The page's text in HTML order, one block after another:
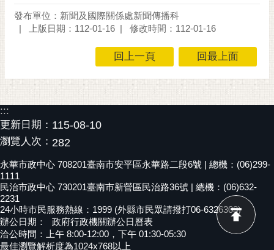
偉
哲
泉
花
祭
網
站
導
覽
訂
發布單位：新聞及國際關係處新聞傳播科
上版日期：112-01-16
修改時間：112-01-16
回上一頁 回最上面
:::
更新日期： 115-08-10
瀏覽人次： 282
永華市政中心 708201臺南市安平區永華路二段6號 | 總機：(06)299-
1111
民治市政中心 730201臺南市新營區民治路36號 | 總機：(06)632-
2231
24小時市民服務熱線：1999 (外縣市民眾請撥打06-6326303)
辦公日期：
政府行政機關辦公日曆表
洽公時間：上午 8:00-12:00，下午 01:30-05:30
最佳瀏覽解析度為1024x768以上